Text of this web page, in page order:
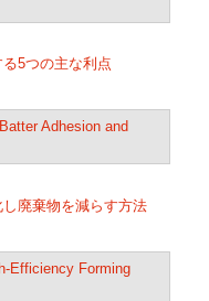
5つの主な利点
廃棄物を減らす方法